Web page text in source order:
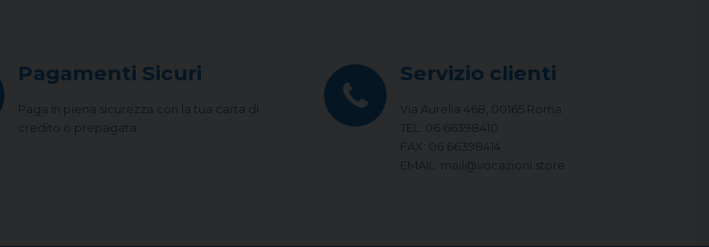
Pagamenti Sicuri
Paga in piena sicurezza con la tua carta di
credito o prepagata
Servizio clienti
Via Aurelia 468, 00165 Roma
TEL: 06 66398410
FAX: 06 66398414
EMAIL: mail@vocazioni.store